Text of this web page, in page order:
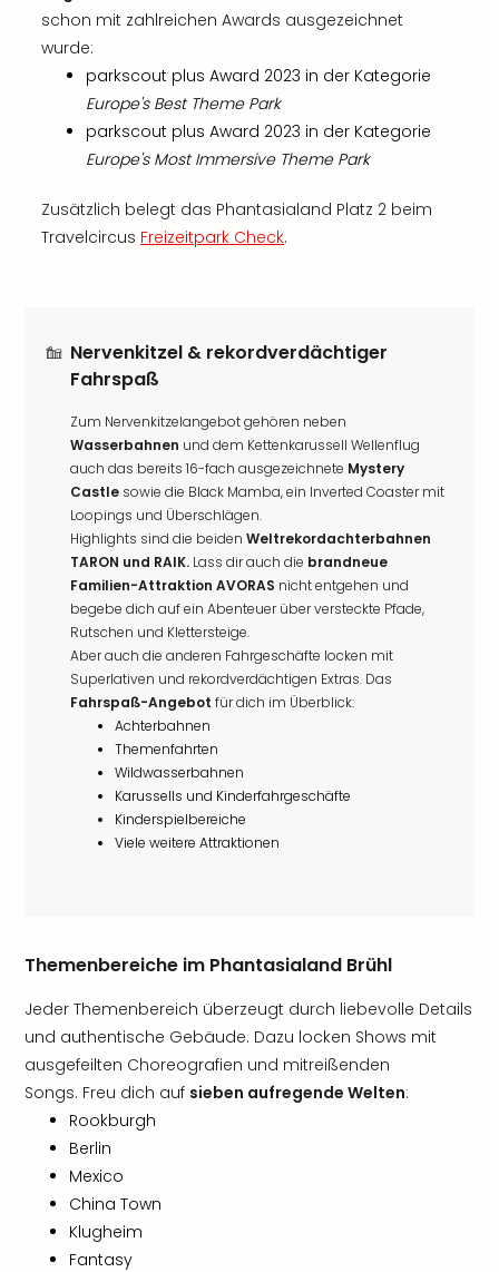
schon mit zahlreichen Awards ausgezeichnet
wurde:
parkscout plus Award 2023 in der Kategorie
Europe's Best Theme Park
parkscout plus Award 2023 in der Kategorie
Europe's Most Immersive Theme Park
Zusätzlich belegt das Phantasialand Platz 2 beim
Travelcircus Freizeitpark Check.
Nervenkitzel & rekordverdächtiger
Fahrspaß
Zum Nervenkitzelangebot gehören neben
Wasserbahnen und dem Kettenkarussell Wellenflug
auch das bereits 16-fach ausgezeichnete Mystery
Castle sowie die Black Mamba, ein Inverted Coaster mit
Loopings und Überschlägen.
Highlights sind die beiden Weltrekordachterbahnen
TARON und RAIK. Lass dir auch die brandneue
Familien-Attraktion AVORAS nicht entgehen und
begebe dich auf ein Abenteuer über versteckte Pfade,
Rutschen und Klettersteige.
Aber auch die anderen Fahrgeschäfte locken mit
Superlativen und rekordverdächtigen Extras. Das
Fahrspaß-Angebot für dich im Überblick:
Achterbahnen
Themenfahrten
Wildwasserbahnen
Karussells und Kinderfahrgeschäfte
Kinderspielbereiche
Viele weitere Attraktionen
Themenbereiche im Phantasialand Brühl
Jeder Themenbereich überzeugt durch liebevolle Details
und authentische Gebäude. Dazu locken Shows mit
ausgefeilten Choreografien und mitreißenden
Songs. Freu dich auf sieben aufregende Welten:
Rookburgh
Berlin
Mexico
China Town
Klugheim
Fantasy